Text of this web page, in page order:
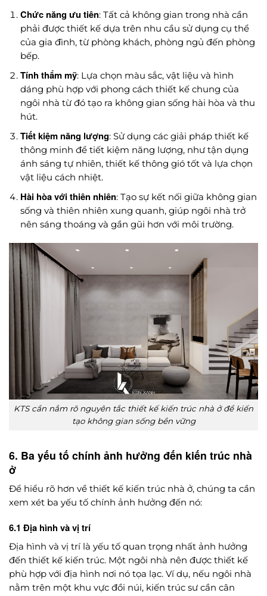
Chức năng ưu tiên: Tất cả không gian trong nhà cần
phải được thiết kế dựa trên nhu cầu sử dụng cụ thể
của gia đình, từ phòng khách, phòng ngủ đến phòng
bếp.
Tính thẩm mỹ: Lựa chọn màu sắc, vật liệu và hình
dáng phù hợp với phong cách thiết kế chung của
ngôi nhà từ đó tạo ra không gian sống hài hòa và thu
hút.
Tiết kiệm năng lượng: Sử dụng các giải pháp thiết kế
thông minh để tiết kiệm năng lượng, như tận dụng
ánh sáng tự nhiên, thiết kế thông gió tốt và lựa chọn
vật liệu cách nhiệt.
Hài hòa với thiên nhiên: Tạo sự kết nối giữa không gian
sống và thiên nhiên xung quanh, giúp ngôi nhà trở
nên sáng thoáng và gần gũi hơn với môi trường.
KTS cần nắm rõ nguyên tắc thiết kế kiến trúc nhà ở để kiến
tạo không gian sống bền vững
6. Ba yếu tố chính ảnh hưởng đến kiến trúc nhà
ở
Để hiểu rõ hơn về thiết kế kiến trúc nhà ở, chúng ta cần
xem xét ba yếu tố chính ảnh hưởng đến nó:
6.1 Địa hình và vị trí
Địa hình và vị trí là yếu tố quan trọng nhất ảnh hưởng
đến thiết kế kiến trúc. Một ngôi nhà nên được thiết kế
phù hợp với địa hình nơi nó tọa lạc. Ví dụ, nếu ngôi nhà
nằm trên một khu vực đồi núi, kiến trúc sư cần cân